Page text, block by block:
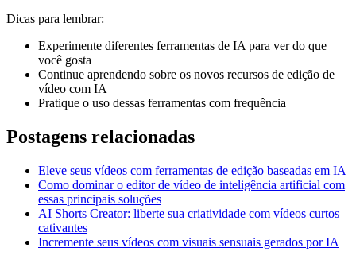
Dicas para lembrar:
Experimente diferentes ferramentas de IA para ver do que
você gosta
Continue aprendendo sobre os novos recursos de edição de
vídeo com IA
Pratique o uso dessas ferramentas com frequência
Postagens relacionadas
Eleve seus vídeos com ferramentas de edição baseadas em IA
Como dominar o editor de vídeo de inteligência artificial com
essas principais soluções
AI Shorts Creator: liberte sua criatividade com vídeos curtos
cativantes
Incremente seus vídeos com visuais sensuais gerados por IA